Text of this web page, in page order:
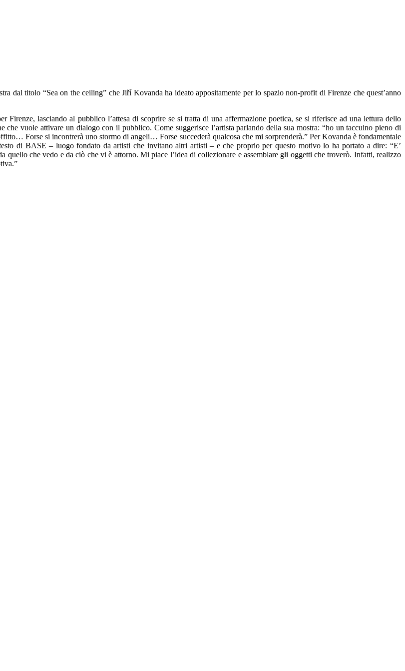
dal titolo “Sea on the ceiling” che Jiří Kovanda ha ideato appositamente per lo spazio non-profit di Firenze che quest’anno
lasciando al pubblico l’attesa di scoprire se si tratta di una affermazione poetica, se si riferisce ad una lettura dello
vuole attivare un dialogo con il pubblico. Come suggerisce l’artista parlando della sua mostra: “ho un taccuino pieno di
Forse si incontrerà uno stormo di angeli… Forse succederà qualcosa che mi sorprenderà.” Per Kovanda è fondamentale
di BASE – luogo fondato da artisti che invitano altri artisti – e che proprio per questo motivo lo ha portato a dire: “E’
quello che vedo e da ciò che vi è attorno. Mi piace l’idea di collezionare e assemblare gli oggetti che troverò. Infatti, realizzo